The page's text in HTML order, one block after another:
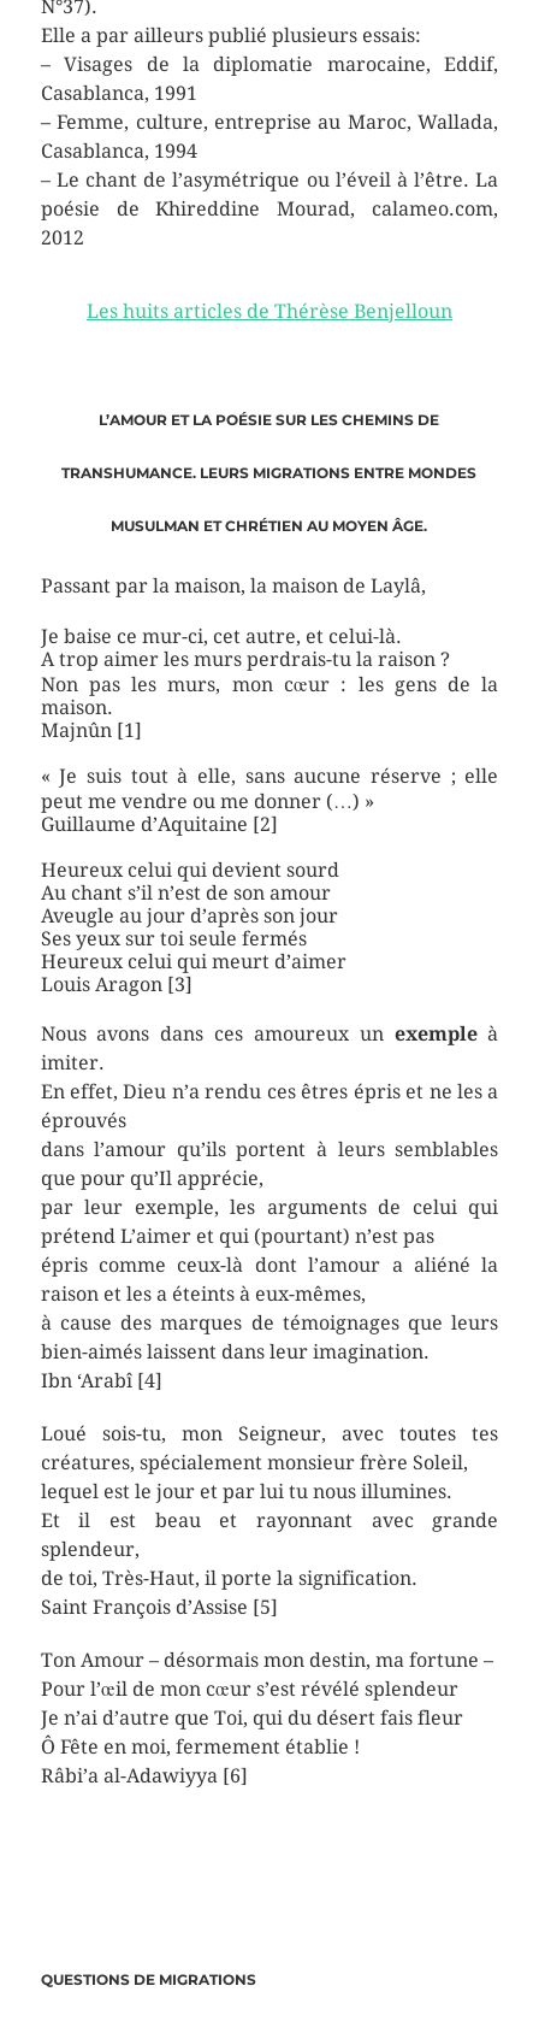
N°37).
Elle a par ailleurs publié plusieurs essais:
– Visages de la diplomatie marocaine, Eddif,
Casablanca, 1991
– Femme, culture, entreprise au Maroc, Wallada,
Casablanca, 1994
– Le chant de l’asymétrique ou l’éveil à l’être. La
poésie de Khireddine Mourad, calameo.com,
2012
Les huits articles de Thérèse Benjelloun
L’AMOUR ET LA POÉSIE SUR LES CHEMINS DE
TRANSHUMANCE. LEURS MIGRATIONS ENTRE MONDES
MUSULMAN ET CHRÉTIEN AU MOYEN ÂGE.
Passant par la maison, la maison de Laylâ,
Je baise ce mur-ci, cet autre, et celui-là.
A trop aimer les murs perdrais-tu la raison ?
Non pas les murs, mon cœur : les gens de la
maison.
Majnûn [1]
« Je suis tout à elle, sans aucune réserve ; elle
peut me vendre ou me donner (…) »
Guillaume d’Aquitaine [2]
Heureux celui qui devient sourd
Au chant s’il n’est de son amour
Aveugle au jour d’après son jour
Ses yeux sur toi seule fermés
Heureux celui qui meurt d’aimer
Louis Aragon [3]
Nous avons dans ces amoureux un exempleà
imiter.
En effet, Dieu n’a rendu ces êtres épris et ne les a
éprouvés
dans l’amour qu’ils portent à leurs semblables
que pour qu’Il apprécie,
par leur exemple, les arguments de celui qui
prétend L’aimer et qui (pourtant) n’est pas
épris comme ceux-là dont l’amour a aliéné la
raison et les a éteints à eux-mêmes,
à cause des marques de témoignages que leurs
bien-aimés laissent dans leur imagination.
Ibn ‘Arabî [4]
Loué sois-tu, mon Seigneur, avec toutes tes
créatures, spécialement monsieur frère Soleil,
lequel est le jour et par lui tu nous illumines.
Et il est beau et rayonnant avec grande
splendeur,
de toi, Très-Haut, il porte la signification.
Saint François d’Assise [5]
Ton Amour – désormais mon destin, ma fortune –
Pour l’œil de mon cœur s’est révélé splendeur
Je n’ai d’autre que Toi, qui du désert fais fleur
Ô Fête en moi, fermement établie !
Râbi’a al-Adawiyya [6]
QUESTIONS DE MIGRATIONS